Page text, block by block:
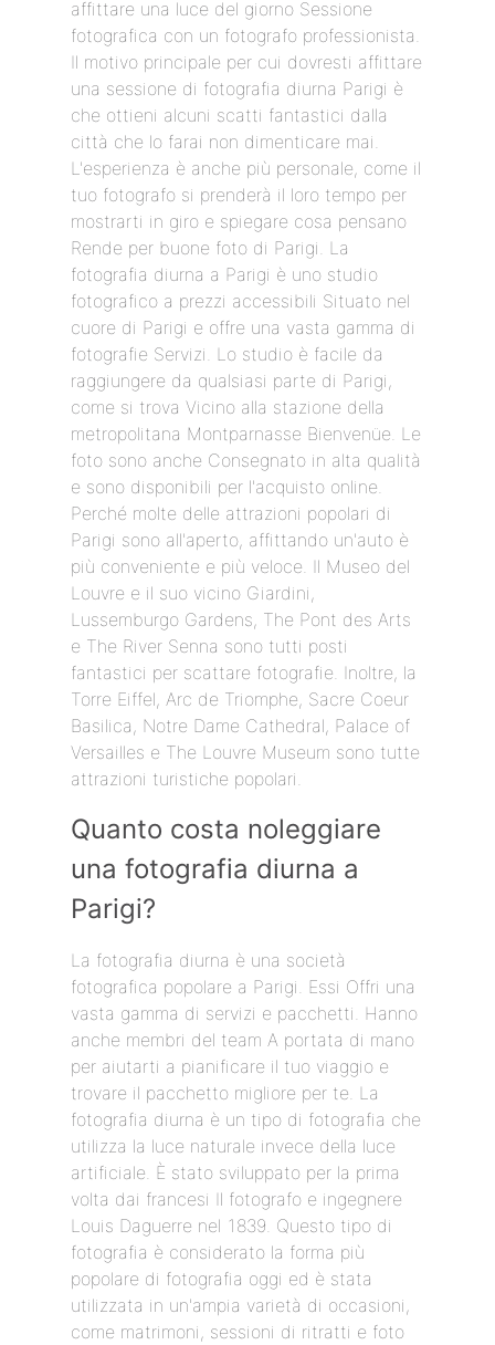
affittare una luce del giorno Sessione
fotografica con un fotografo professionista.
Il motivo principale per cui dovresti affittare
una sessione di fotografia diurna Parigi è
che ottieni alcuni scatti fantastici dalla
città che lo farai non dimenticare mai.
L'esperienza è anche più personale, come il
tuo fotografo si prenderà il loro tempo per
mostrarti in giro e spiegare cosa pensano
Rende per buone foto di Parigi. La
fotografia diurna a Parigi è uno studio
fotografico a prezzi accessibili Situato nel
cuore di Parigi e offre una vasta gamma di
fotografie Servizi. Lo studio è facile da
raggiungere da qualsiasi parte di Parigi,
come si trova Vicino alla stazione della
metropolitana Montparnasse Bienvenüe. Le
foto sono anche Consegnato in alta qualità
e sono disponibili per l'acquisto online.
Perché molte delle attrazioni popolari di
Parigi sono all'aperto, affittando un'auto è
più conveniente e più veloce. Il Museo del
Louvre e il suo vicino Giardini,
Lussemburgo Gardens, The Pont des Arts
e The River Senna sono tutti posti
fantastici per scattare fotografie. Inoltre, la
Torre Eiffel, Arc de Triomphe, Sacre Coeur
Basilica, Notre Dame Cathedral, Palace of
Versailles e The Louvre Museum sono tutte
attrazioni turistiche popolari.
Quanto costa noleggiare
una fotografia diurna a
Parigi?
La fotografia diurna è una società
fotografica popolare a Parigi. Essi Offri una
vasta gamma di servizi e pacchetti. Hanno
anche membri del team A portata di mano
per aiutarti a pianificare il tuo viaggio e
trovare il pacchetto migliore per te. La
fotografia diurna è un tipo di fotografia che
utilizza la luce naturale invece della luce
artificiale. È stato sviluppato per la prima
volta dai francesi Il fotografo e ingegnere
Louis Daguerre nel 1839. Questo tipo di
fotografia è considerato la forma più
popolare di fotografia oggi ed è stata
utilizzata in un'ampia varietà di occasioni,
come matrimoni, sessioni di ritratti e foto